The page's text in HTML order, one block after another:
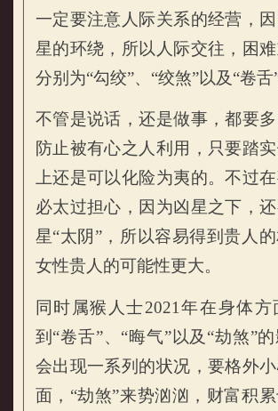
一定要注意人际关系的经营，
星的环绕，所以人际交往，困
分别为“勾绞”、“绞煞”以及“卷舌”
不管是说话，还是做事，都要多
防止被有心之人利用，只要踏
上还是可以化险为夷的。不过
必太过担心，因为凶星之下，
星“太阴”，所以容易得到贵人的
女性贵人的可能性更大。
同时属猴人士2021年在身体方
到“卷舌”、“晦气”以及“劫煞”
会出现一系列的状况，要格外
面，“劫煞”来势汹汹，财富积